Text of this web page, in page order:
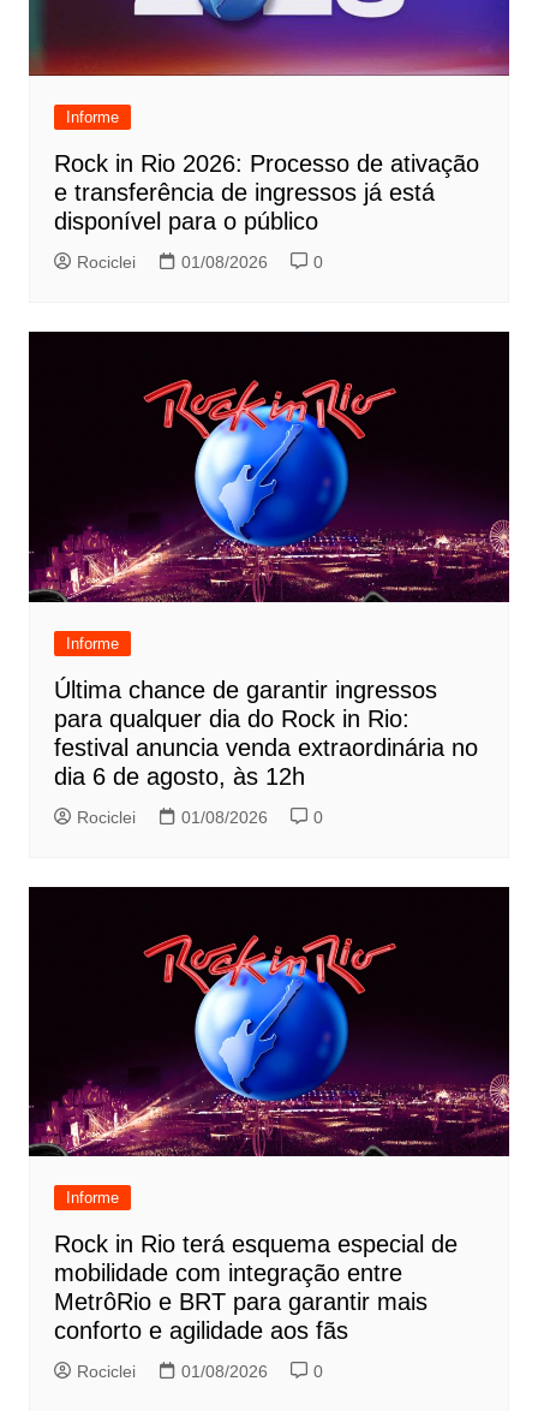
Informe
Rock in Rio 2026: Processo de ativação
e transferência de ingressos já está
disponível para o público
Rociclei 01/08/2026 0
Informe
Última chance de garantir ingressos
para qualquer dia do Rock in Rio:
festival anuncia venda extraordinária no
dia 6 de agosto, às 12h
Rociclei 01/08/2026 0
Informe
Rock in Rio terá esquema especial de
mobilidade com integração entre
MetrôRio e BRT para garantir mais
conforto e agilidade aos fãs
Rociclei 01/08/2026 0